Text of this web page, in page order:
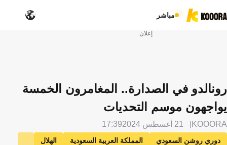
مباشر
إعلان
رونالدو في الصدارة.. المغامرون الخمسة
يواجهون موسم التحديات
KOOORA 21 أغسطس 2024 17:39
دوري روشن السعودي المملكة العربية السعودية
الهلال